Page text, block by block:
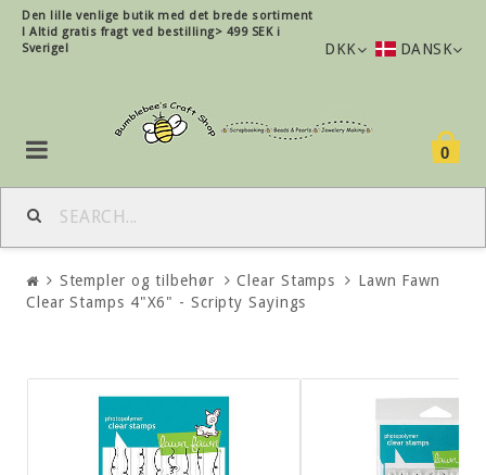
Den lille venlige butik med det brede sortiment
! Altid gratis fragt ved bestilling> 499 SEK i
Sverige!
DKK DANSK
0
Stempler og tilbehør Clear Stamps
Lawn Fawn
Clear Stamps 4"X6" - Scripty Sayings